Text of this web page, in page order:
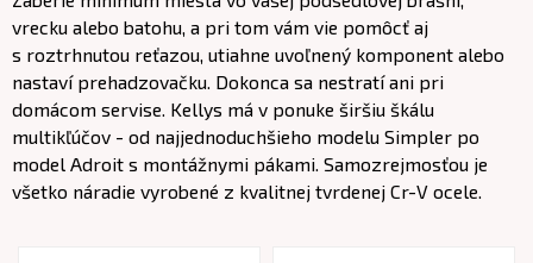
vrecku alebo batohu, a pri tom vám vie pomôcť aj
s roztrhnutou reťazou, utiahne uvoľnený komponent alebo
nastaví prehadzovačku. Dokonca sa nestratí ani pri
domácom servise. Kellys má v ponuke širšiu škálu
multikľúčov - od najjednoduchšieho modelu Simpler po
model Adroit s montážnymi pákami. Samozrejmosťou je
všetko náradie vyrobené z kvalitnej tvrdenej Cr-V ocele.